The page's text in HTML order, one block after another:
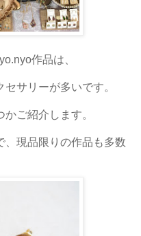
作品は、
サリーが多いです。
ご紹介します。
、現品限りの作品も多数